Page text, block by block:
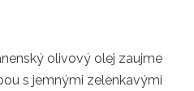
olivový olej zaujme
s jemnými zelenkavými